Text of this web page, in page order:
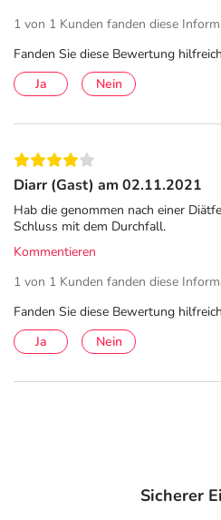
1 von 1 Kunden fanden diese
Fanden Sie diese Bewertung
Ja
Nein
Diarr (Gast) am 02.11.2021
Hab die genommen nach einer
Schluss mit dem Durchfall.
Kommentieren
1 von 1 Kunden fanden diese
Fanden Sie diese Bewertung
Ja
Nein
Sicherer